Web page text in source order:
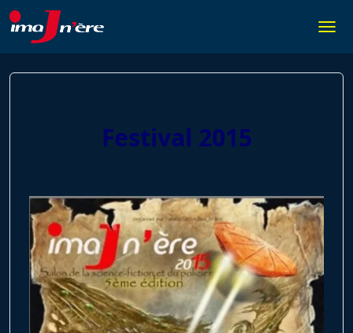
Skip
to
content
Festival 2015